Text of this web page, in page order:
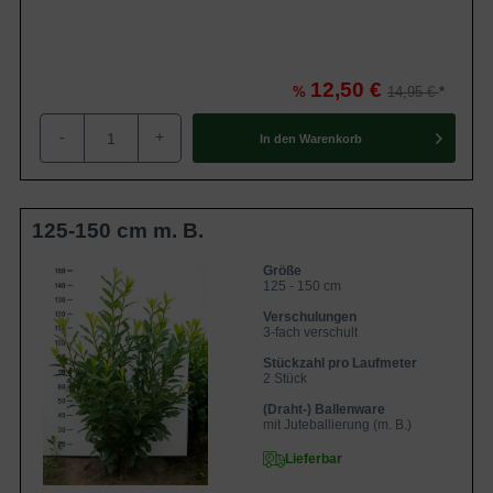
Besonderheiten und Verwendungsmöglichkeiten des
Prunus laurocerasus 'Novita'
Blüten- und Fruchtbildung bei Prunus laurocerasus
'Novita'
'Novita'
Der ideale Standort
Bodenverhältnisse
Pflegeempfehlungen für Prunus laurocerasus
'Novita'
Pflanzzeit
Rückschnitt
Bewässerung
Düngung
Krankheiten des Prunus laurocerasus 'Novita'
Schrotschuss
Echter und Falscher Mehltau
Trockenschäden durch Frost
% 12,50 € 14,95 €
- + In den Warenkorb
125-150 cm m. B.
Größe
125 - 150 cm
Verschulungen
3-fach verschult
Stückzahl pro Laufmeter
2 Stück
(Draht-) Ballenware
mit Juteballierung (m. B.)
Lieferbar